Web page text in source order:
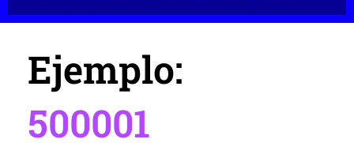
Ejemplo:
500001